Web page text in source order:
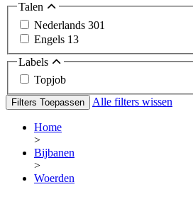
Talen
Nederlands 301
Engels 13
Labels
Topjob
Filters Toepassen Alle filters wissen
Home
>
Bijbanen
>
Woerden